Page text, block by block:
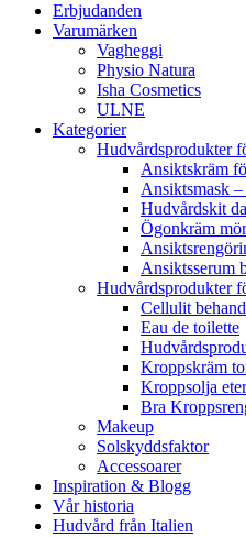
Erbjudanden
Varumärken
Vagheggi
Physio Natura
Isha Cosmetics
ULNE
Kategorier
Hudvårdsprodukter
Ansiktskräm
Ansiktsmask
Hudvårdskit
Ögonkräm
Ansiktsserum
Hudvårdsprodukter
Cellulit
Eau de toilette
Kroppskräm
Kroppsolja
Bra
Makeup
Solskyddsfaktor
Accessoarer
Inspiration & Blogg
Vår historia
Hudvård från Italien